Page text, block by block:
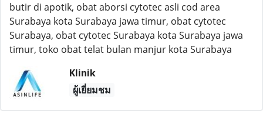
butir di apotik, obat aborsi cytotec asli cod area
Surabaya kota Surabaya jawa timur, obat cytotec
Surabaya, obat cytotec Surabaya kota Surabaya jawa
timur, toko obat telat bulan manjur kota Surabaya
Klinik
ผู้เยี่ยมชม